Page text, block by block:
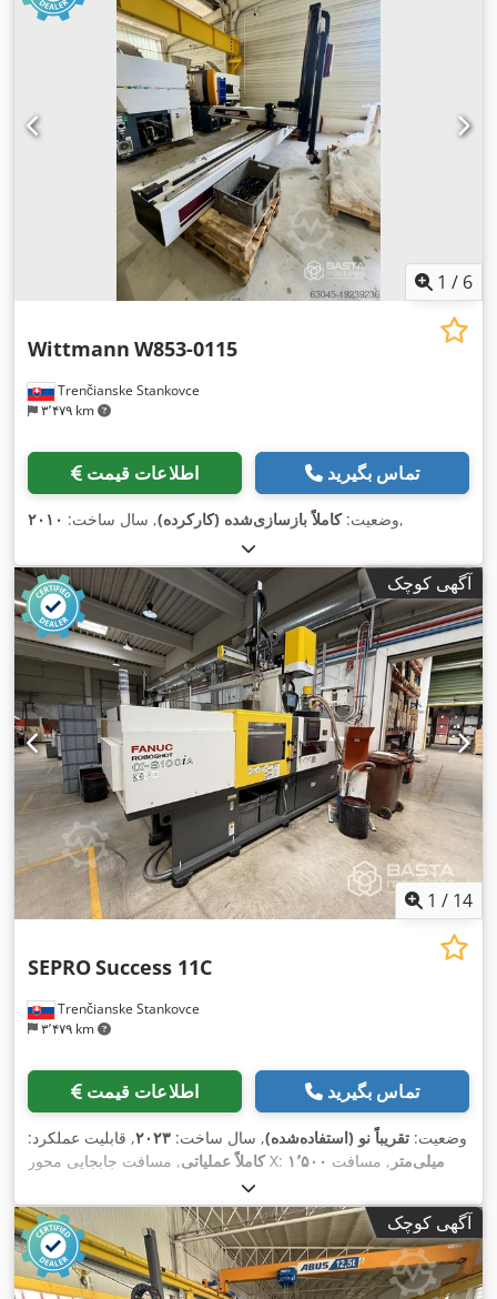
1 / 6
Trenčianske Stankovce
۳٬۴۷۹ km
Wittmann W853-0115
اطلاعات قیمت تماس بگیرید
وضعیت:کاملاً بازسازی‌شده (کارکرده), سال ساخت: ۲۰۱۰ ,
آگهی کوچک
1 / 14
Trenčianske Stankovce
۳٬۴۷۹ km
SEPROSuccess 11C
اطلاعات قیمت تماس بگیرید
وضعیت: تقریباً نو (استفاده‌شده), سال ساخت: ۲۰۲۳, قابلیت عملکرد:
کاملاً عملیاتی, مسافت جابجایی محور X: ۱٬۵۰۰ میلی‌متر , مسافت
میلی‌متر, تجهیزات:مستندات / راهنما ,
آگهی کوچک